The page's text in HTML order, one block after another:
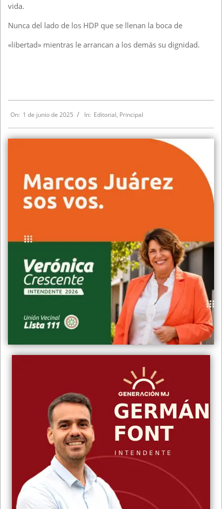
vida.
Nunca del lado de los HDP que se llenan la boca de
«libertad» mientras le arrancan a los demás su dignidad.
On: 1 de junio de 2025 In: Editorial, Principal